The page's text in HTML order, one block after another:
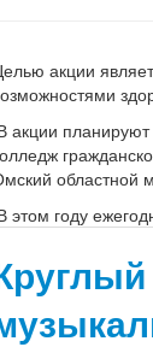
акции
акции
областной
этом году